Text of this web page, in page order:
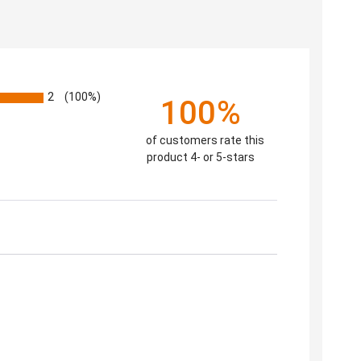
2 (100%) 100%
of customers rate this
product 4- or 5-stars